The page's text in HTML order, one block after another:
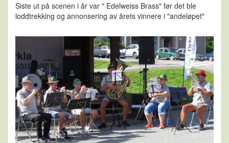
Siste ut på scenen i år var " Edelweiss Brass" før det ble
loddtrekking og annonsering av årets vinnere i "andeløpet"